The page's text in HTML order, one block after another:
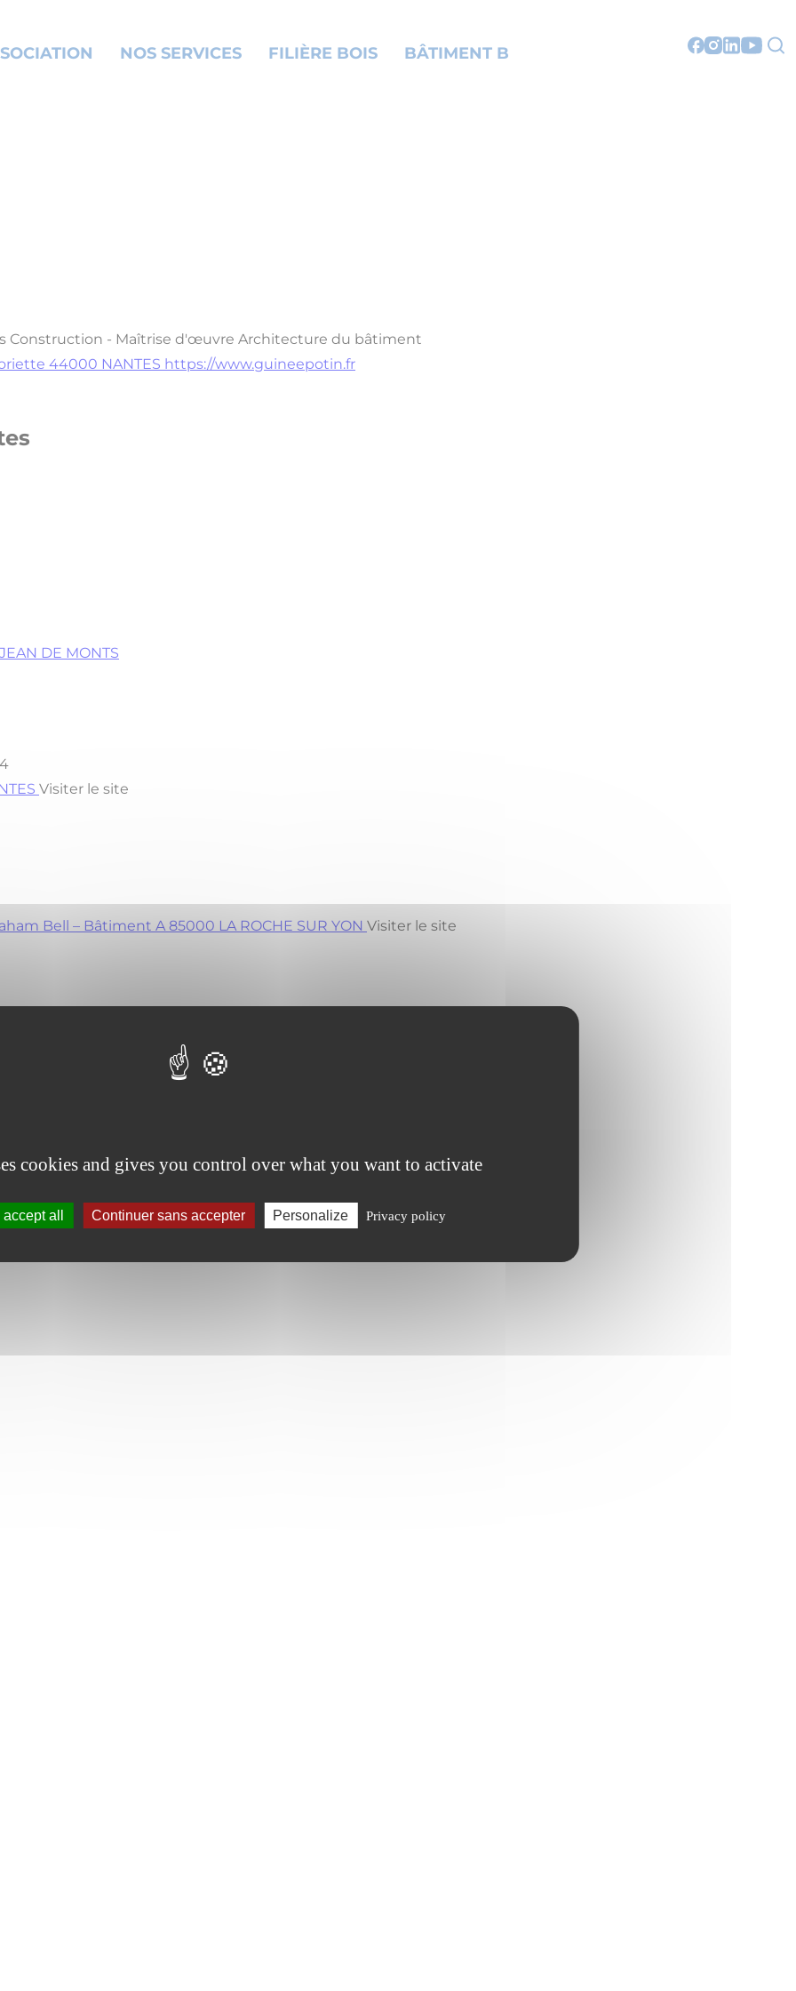
cookies and gives you control over what you want to activate
all Continuer sans accepter Personalize Privacy policy
NOS SERVICES FILIÈRE BOIS BÂTIMENT B
Construction - Maîtrise d'œuvre Architecture du bâtiment
44000 NANTES https://www.guineepotin.fr
DE MONTS
Visiter le site
Bell – Bâtiment A 85000 LA ROCHE SUR YON Visiter le site